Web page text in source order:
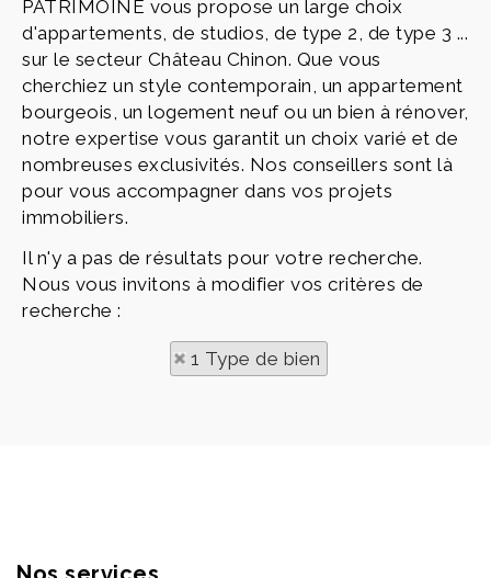
PATRIMOINE vous propose un large choix
d'appartements, de studios, de type 2, de type 3 ...
sur le secteur Château Chinon. Que vous
cherchiez un style contemporain, un appartement
bourgeois, un logement neuf ou un bien à rénover,
notre expertise vous garantit un choix varié et de
nombreuses exclusivités. Nos conseillers sont là
pour vous accompagner dans vos projets
immobiliers.
Il n'y a pas de résultats pour votre recherche.
Nous vous invitons à modifier vos critères de
recherche :
1 Type de bien